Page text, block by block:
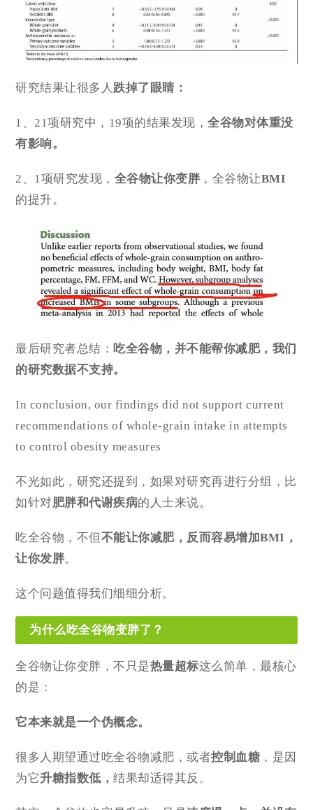
研究结果让很多人 跌掉了眼睛：
1、21项研究中，19项的结果发现，全谷物对体重没
有影响。
2、1项研究发现， 全谷物让你变胖，全谷物让BMI
的提升。
最后研究者总结： 吃全谷物，并不能帮你减肥，我们
的研究数据不支持。
In conclusion, our findings did not support current
recommendations of whole-grain intake in attempts
to control obesity measures
不光如此，研究还提到，如果对研究再进行分组，比
如针对肥胖和代谢疾病的人士来说。
吃全谷物，不但不能让你减肥， 反而容易增加BMI，
让你发胖。
这个问题值得我们细细分析。
为什么吃全谷物变胖了？
全谷物让你变胖，不只是热量超标这么简单，最核心
的是：
它本来就是一个伪概念。
很多人期望通过吃全谷物减肥，或者控制血糖 ，是因
为它升糖指数低，结果却适得其反。